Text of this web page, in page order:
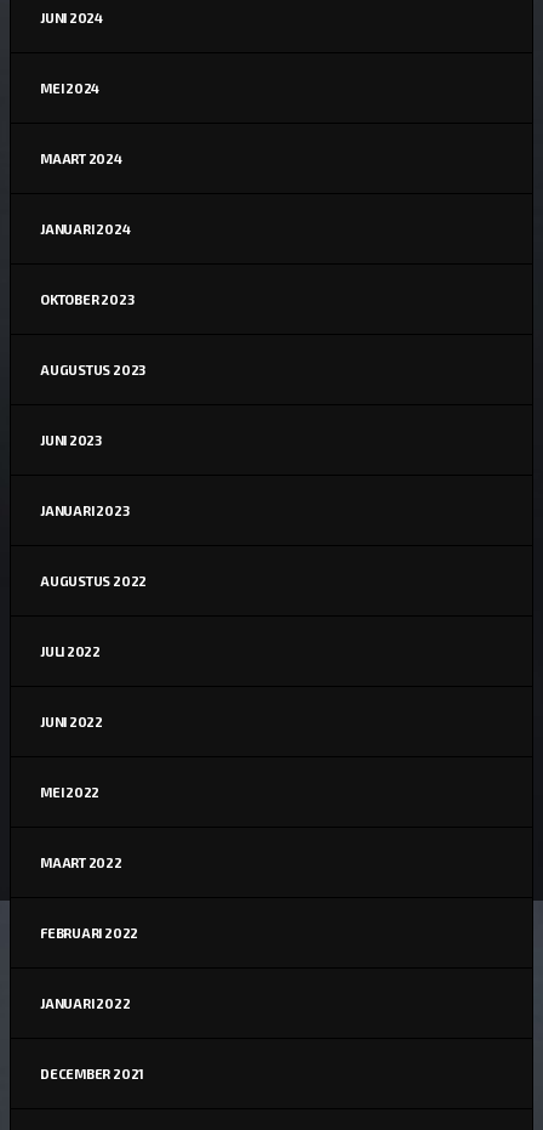
JUNI 2024
MEI 2024
MAART 2024
JANUARI 2024
OKTOBER 2023
AUGUSTUS 2023
JUNI 2023
JANUARI 2023
AUGUSTUS 2022
JULI 2022
JUNI 2022
MEI 2022
MAART 2022
FEBRUARI 2022
JANUARI 2022
DECEMBER 2021